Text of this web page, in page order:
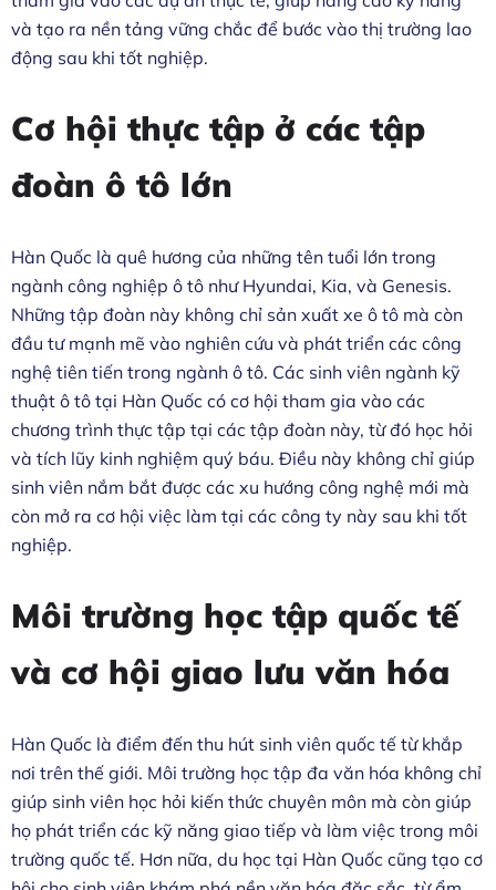
và tạo ra nền tảng vững chắc để bước vào thị trường lao
động sau khi tốt nghiệp.
Cơ hội thực tập ở các tập
đoàn ô tô lớn
Hàn Quốc là quê hương của những tên tuổi lớn trong
ngành công nghiệp ô tô như Hyundai, Kia, và Genesis.
Những tập đoàn này không chỉ sản xuất xe ô tô mà còn
đầu tư mạnh mẽ vào nghiên cứu và phát triển các công
nghệ tiên tiến trong ngành ô tô. Các sinh viên ngành kỹ
thuật ô tô tại Hàn Quốc có cơ hội tham gia vào các
chương trình thực tập tại các tập đoàn này, từ đó học hỏi
và tích lũy kinh nghiệm quý báu. Điều này không chỉ giúp
sinh viên nắm bắt được các xu hướng công nghệ mới mà
còn mở ra cơ hội việc làm tại các công ty này sau khi tốt
nghiệp.
Môi trường học tập quốc tế
và cơ hội giao lưu văn hóa
Hàn Quốc là điểm đến thu hút sinh viên quốc tế từ khắp
nơi trên thế giới. Môi trường học tập đa văn hóa không chỉ
giúp sinh viên học hỏi kiến thức chuyên môn mà còn giúp
họ phát triển các kỹ năng giao tiếp và làm việc trong môi
trường quốc tế. Hơn nữa, du học tại Hàn Quốc cũng tạo cơ